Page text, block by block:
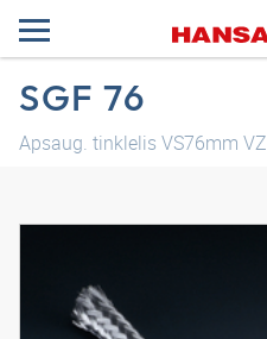
SGF 76
Apsaug. tinklelis VS76mm VZ